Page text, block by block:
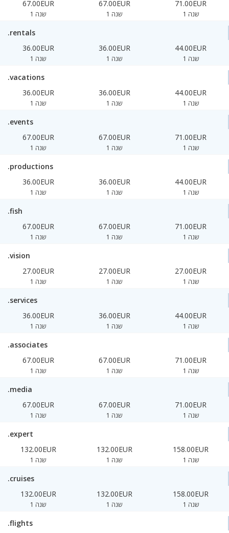
67.00EUR
1 שנה
67.00EUR
1 שנה
71.00EUR
1 שנה
.rentals
36.00EUR
1 שנה
36.00EUR
1 שנה
44.00EUR
1 שנה
.vacations
36.00EUR
1 שנה
36.00EUR
1 שנה
44.00EUR
1 שנה
.events
67.00EUR
1 שנה
67.00EUR
1 שנה
71.00EUR
1 שנה
.productions
36.00EUR
1 שנה
36.00EUR
1 שנה
44.00EUR
1 שנה
.fish
67.00EUR
1 שנה
67.00EUR
1 שנה
71.00EUR
1 שנה
.vision
27.00EUR
1 שנה
27.00EUR
1 שנה
27.00EUR
1 שנה
.services
36.00EUR
1 שנה
36.00EUR
1 שנה
44.00EUR
1 שנה
.associates
67.00EUR
1 שנה
67.00EUR
1 שנה
71.00EUR
1 שנה
.media
67.00EUR
1 שנה
67.00EUR
1 שנה
71.00EUR
1 שנה
.expert
132.00EUR
1 שנה
132.00EUR
1 שנה
158.00EUR
1 שנה
.cruises
132.00EUR
1 שנה
132.00EUR
1 שנה
158.00EUR
1 שנה
.flights